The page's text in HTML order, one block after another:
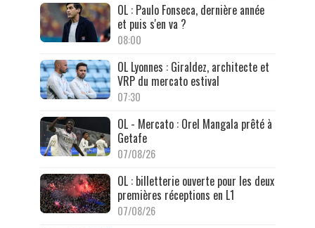
OL : Paulo Fonseca, dernière année
et puis s'en va ?
08:00
OL Lyonnes : Giraldez, architecte et
VRP du mercato estival
07:30
OL - Mercato : Orel Mangala prêté à
Getafe
07/08/26
OL : billetterie ouverte pour les deux
premières réceptions en L1
07/08/26